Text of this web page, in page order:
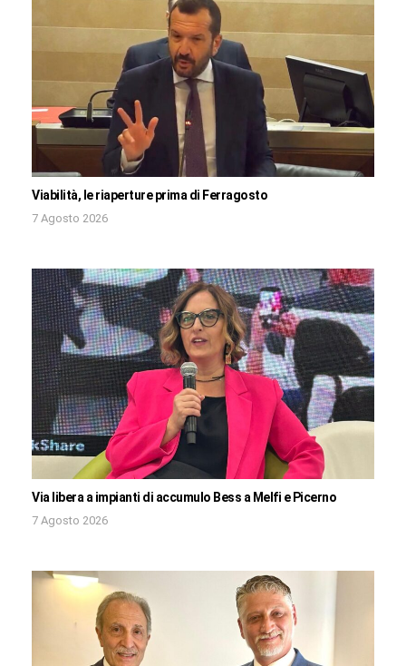
Viabilità, le riaperture prima di Ferragosto
7 Agosto 2026
Via libera a impianti di accumulo Bess a Melfi e Picerno
7 Agosto 2026